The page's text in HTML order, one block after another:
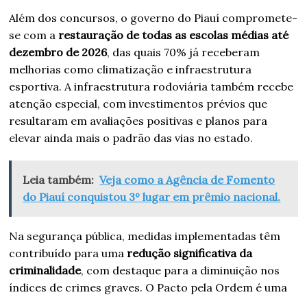
Além dos concursos, o governo do Piauí compromete-
se com a restauração de todas as escolas médias até
dezembro de 2026, das quais 70% já receberam
melhorias como climatização e infraestrutura
esportiva. A infraestrutura rodoviária também recebe
atenção especial, com investimentos prévios que
resultaram em avaliações positivas e planos para
elevar ainda mais o padrão das vias no estado.
Leia também: Veja como a Agência de Fomento
do Piauí conquistou 3º lugar em prêmio nacional.
Na segurança pública, medidas implementadas têm
contribuído para uma redução significativa da
criminalidade, com destaque para a diminuição nos
índices de crimes graves. O Pacto pela Ordem é uma